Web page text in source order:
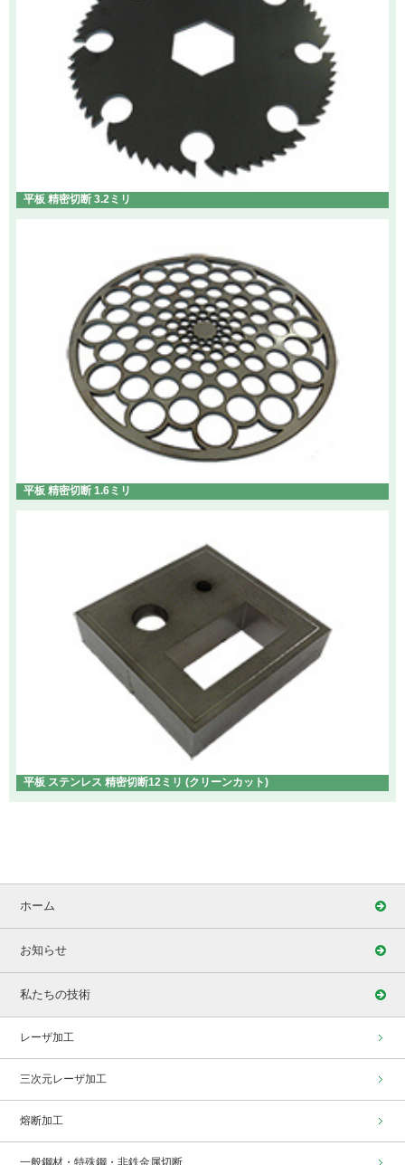
平板 精密切断 3.2ミリ
平板 精密切断 1.6ミリ
平板 ステンレス 精密切断12ミリ (クリーンカット)
ホーム
お知らせ
私たちの技術
レーザ加工
三次元レーザ加工
熔断加工
一般鋼材・特殊鋼・非鉄金属切断